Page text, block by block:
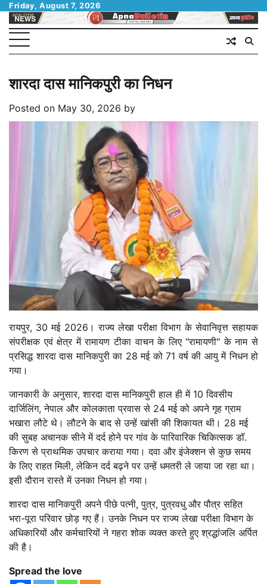
Skip
content
Friday, August 7, 2026
शारदा दास मानिकपुरी का निधन
Posted on May 30, 2026 by
रायपुर, 30 मई 2026। राज्य लेखा परीक्षा विभाग के सेवानिवृत्त सहायक
संपरीक्षक एवं क्षेत्र में रामायण टीका वाचन के लिए "रामायणी" के नाम से
प्रसिद्ध शारदा दास मानिकपुरी का 28 मई को 71 वर्ष की आयु में निधन हो
गया।
जानकारी के अनुसार, शारदा दास मानिकपुरी हाल ही में 10 दिवसीय
दार्जिलिंग, नेपाल और कोलकाता प्रवास से 24 मई को अपने गृह ग्राम
भखारा लौटे थे। लौटने के बाद से उन्हें खांसी की शिकायत थी। 28 मई
की सुबह अचानक सीने में दर्द होने पर गांव के पारिवारिक चिकित्सक डॉ.
किरण से प्राथमिक उपचार कराया गया। दवा और इंजेक्शन से कुछ समय
के लिए राहत मिली, लेकिन दर्द बढ़ने पर उन्हें धमतरी ले जाया जा रहा था।
इसी दौरान रास्ते में उनका निधन हो गया।
शारदा दास मानिकपुरी अपने पीछे पत्नी, पुत्र, पुत्रवधु और पौत्र सहित
भरा-पूरा परिवार छोड़ गए हैं। उनके निधन पर राज्य लेखा परीक्षा विभाग के
अधिकारियों और कर्मचारियों ने गहरा शोक व्यक्त करते हुए श्रद्धांजलि अर्पित
की है।
Spread the love